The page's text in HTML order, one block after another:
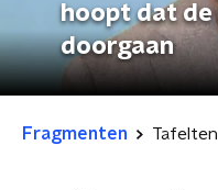
hoopt dat de
doorgaan
Fragmenten